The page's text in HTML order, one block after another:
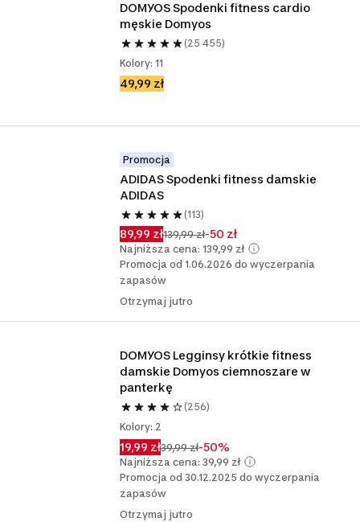
DOMYOS Spodenki fitness cardio
męskie Domyos
(25 455)
Kolory: 11
49,99 zł
Promocja
ADIDAS Spodenki fitness damskie
ADIDAS
(113)
89,99 zł139,99 zł-50 zł
Najniższa cena: 139,99 zł
Promocja od 1.06.2026 do wyczerpania
zapasów
Otrzymaj jutro
DOMYOS Legginsy krótkie fitness
damskie Domyos ciemnoszare w
panterkę
(256)
Kolory: 2
19,99 zł39,99 zł-50%
Najniższa cena: 39,99 zł
Promocja od 30.12.2025 do wyczerpania
zapasów
Otrzymaj jutro